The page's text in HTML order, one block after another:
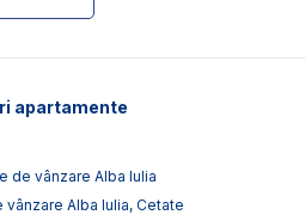
apartamente
de vânzare Alba Iulia
Alba Iulia, Cetate